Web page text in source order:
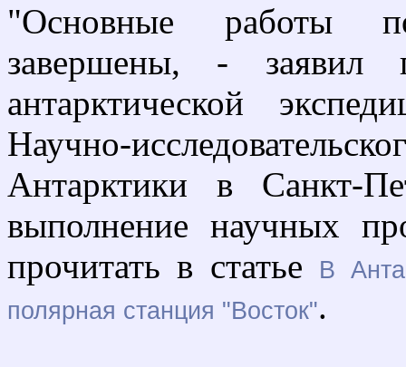
"Основные работы
завершены, - заявил
антарктической
Научно-
Антарктики в Санкт-
выполнение научных
прочитать в статье
В
полярная станция "Восток".